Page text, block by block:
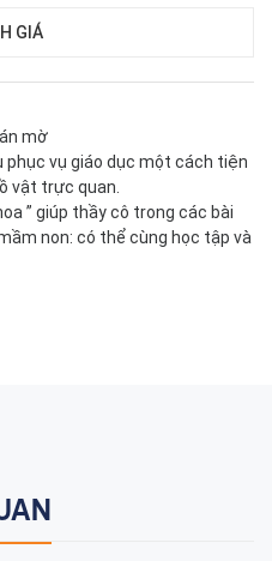
GIÁ
mờ
phục vụ giáo dục một cách tiện
vật trực quan.
” giúp thầy cô trong các bài
non: có thể cùng học tập và